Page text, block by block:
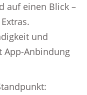
auf einen Blick –
und
App-Anbindung